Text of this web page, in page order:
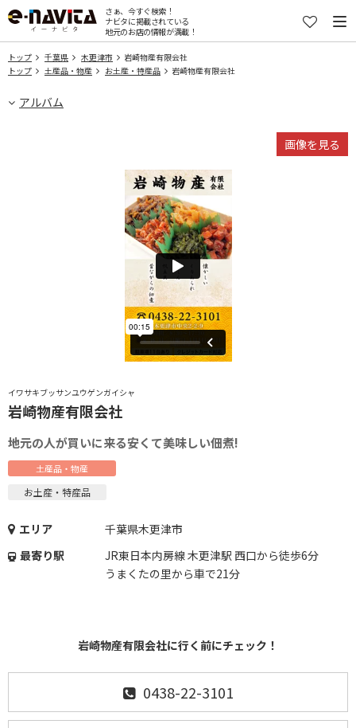
さぁ、今すぐ検索！
ナビタに掲載されている
地元のお店の情報が満載！
トップ 千葉県 木更津市
岩崎物産有限会社
トップ
土産品・物産 お土産・特産品 岩崎物産有限会社
アルバム
イワサキブッサンユウゲンガイシャ
岩崎物産有限会社
地元の人が買いに来る安くて美味しい佃煮!
土産品・物産
お土産・特産品
エリア
千葉県木更津市
最寄り駅
JR東日本内房線 木更津駅 西口から徒歩6分
うまくたの里から車で21分
岩崎物産有限会社に行く前にチェック！
0438-22-3101
画像を見る